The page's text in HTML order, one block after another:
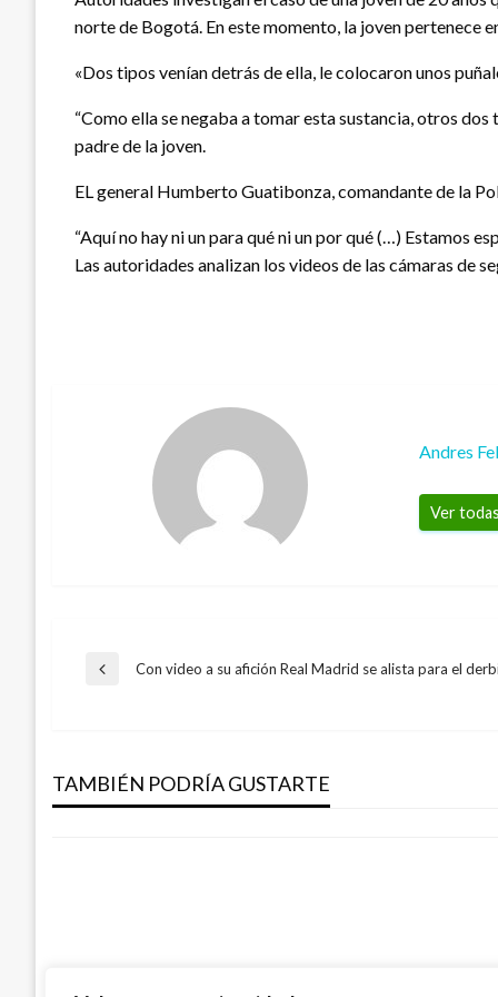
norte de Bogotá. En este momento, la joven pertenece
«Dos tipos venían detrás de ella, le colocaron unos
“Como ella se negaba a tomar esta sustancia, otros
padre de la joven.
EL general Humberto Guatibonza, comandante de la
“Aquí no hay ni un para qué ni un por qué (…) Estamos
Las autoridades analizan los videos de las cámaras de
Andres
Ver
Navegación
entradas
Entrada
Con video a su afición Real Madrid se alista para el
TAMBIÉN PODRÍA GUSTARTE
licitación del Metro
Giovanni Alarcón M. martes septiembre 24, 2019